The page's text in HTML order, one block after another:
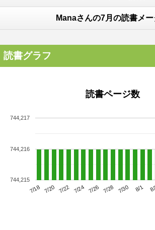
Manaさんの7月の読書メ
読書グラフ
読書ページ数
7/18 7/20 7/22 7/24 7/26 7/28 7/30 8/1
744,215
744,216
744,217